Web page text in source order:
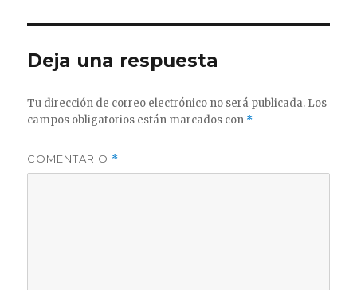
Deja una respuesta
Tu dirección de correo electrónico no será publicada. Los
campos obligatorios están marcados con *
COMENTARIO *